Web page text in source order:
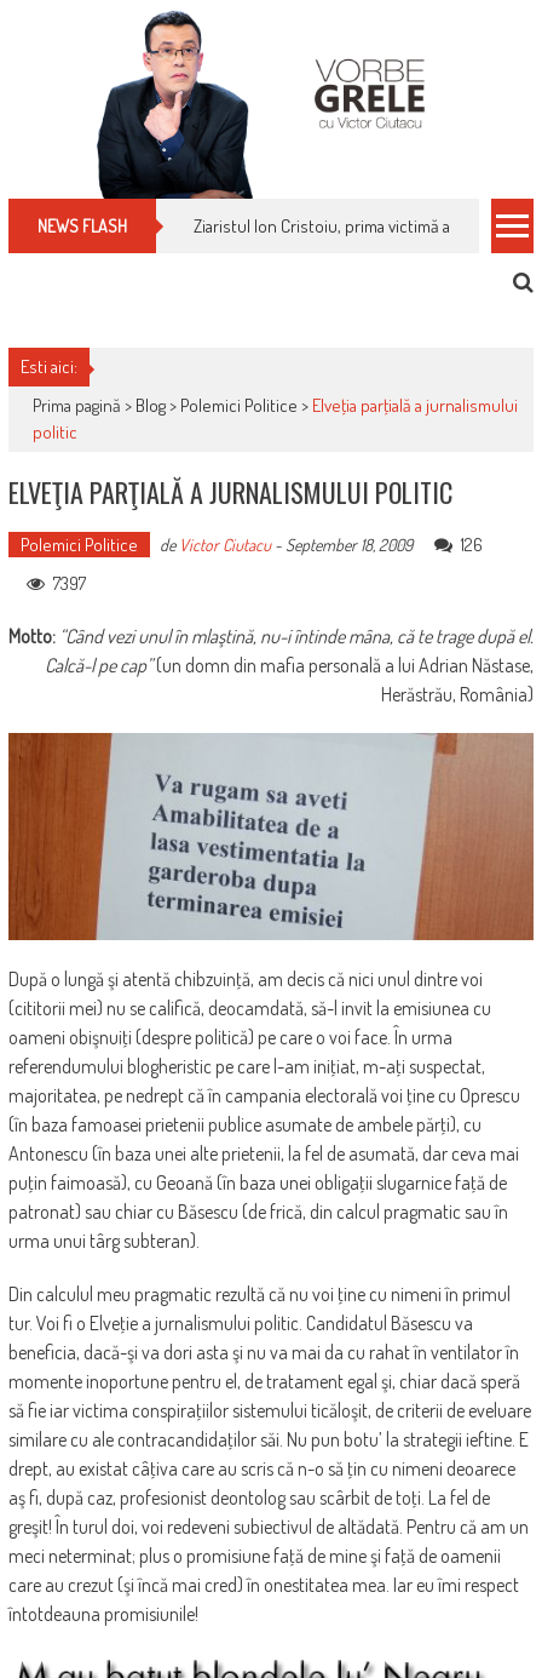
NEWS FLASH Ziaristul Ion Cristoiu, prima victimă a noi
Esti aici:
Prima pagină > Blog> Polemici Politice > Elveţia parţială a jurnalismului
politic
ELVEŢIA PARŢIALĂ A JURNALISMULUI POLITIC
Polemici Politice de Victor Ciutacu- September 18, 2009
126
7397
Motto: “Când vezi unul în mlaştină, nu-i întinde mâna, că te trage după el.
Calcă-l pe cap”(un domn din mafia personală a lui Adrian Năstase,
Herăstrău, România)
După o lungă şi atentă chibzuinţă, am decis că nici unul dintre voi
(cititorii mei) nu se califică, deocamdată, să-l invit la emisiunea cu
oameni obişnuiţi (despre politică) pe care o voi face. În urma
referendumului blogheristic pe care l-am iniţiat, m-aţi suspectat,
majoritatea, pe nedrept că în campania electorală voi ţine cu Oprescu
(în baza famoasei prietenii publice asumate de ambele părţi), cu
Antonescu (în baza unei alte prietenii, la fel de asumată, dar ceva mai
puţin faimoasă), cu Geoană (în baza unei obligaţii slugarnice faţă de
patronat) sau chiar cu Băsescu (de frică, din calcul pragmatic sau în
urma unui târg subteran).
Din calculul meu pragmatic rezultă că nu voi ţine cu nimeni în primul
tur. Voi fi o Elveţie a jurnalismului politic. Candidatul Băsescu va
beneficia, dacă-şi va dori asta şi nu va mai da cu rahat în ventilator în
momente inoportune pentru el, de tratament egal şi, chiar dacă speră
să fie iar victima conspiraţiilor sistemului ticăloşit, de criterii de eveluare
similare cu ale contracandidaţilor săi. Nu pun botu’ la strategii ieftine. E
drept, au existat câţiva care au scris că n-o să ţin cu nimeni deoarece
aş fi, după caz, profesionist deontolog sau scârbit de toţi. La fel de
greşit! În turul doi, voi redeveni subiectivul de altădată. Pentru că am un
meci neterminat; plus o promisiune faţă de mine şi faţă de oamenii
care au crezut (şi încă mai cred) în onestitatea mea. Iar eu îmi respect
întotdeauna promisiunile!